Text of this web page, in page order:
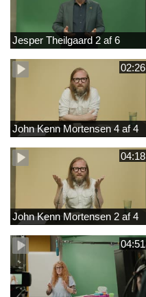
Jesper Theilgaard 2 af 6
02:26
John Kenn Mortensen 4 af 4
04:18
John Kenn Mortensen 2 af 4
04:51